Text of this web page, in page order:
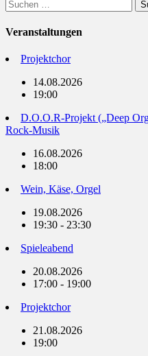
Suchen
nach:
Veranstaltungen
Projektchor
14.08.2026
19:00
D.O.O.R-Projekt („Deep
Rock-Musik
16.08.2026
18:00
Wein, Käse, Orgel
19.08.2026
19:30 - 23:30
Spieleabend
20.08.2026
17:00 - 19:00
Projektchor
21.08.2026
19:00